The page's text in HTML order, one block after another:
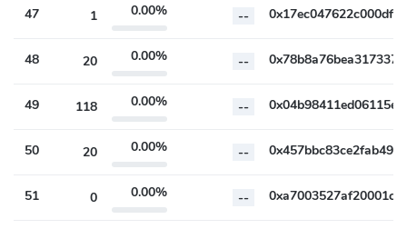
47 1 0.00% --
48 20 0.00% --
49 118 0.00% --
50 20 0.00% --
51 0 0.00% --